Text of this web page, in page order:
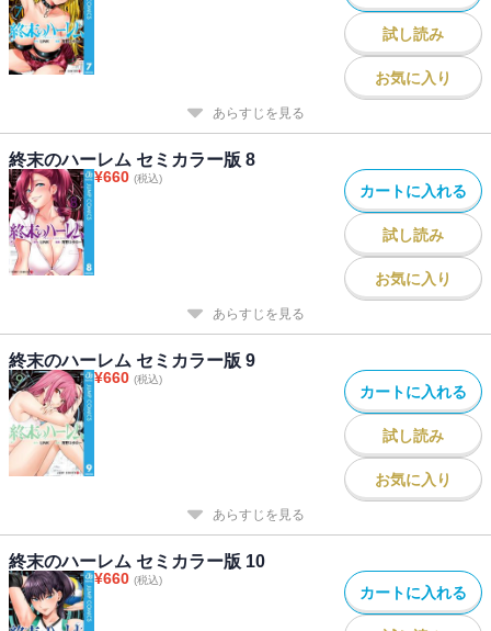
試し読み
お気に入り
あらすじを見る
終末のハーレム セミカラー版 8
¥660 (税込)
カートに入れる
試し読み
お気に入り
あらすじを見る
終末のハーレム セミカラー版 9
¥660 (税込)
カートに入れる
試し読み
お気に入り
あらすじを見る
終末のハーレム セミカラー版 10
¥660 (税込)
カートに入れる